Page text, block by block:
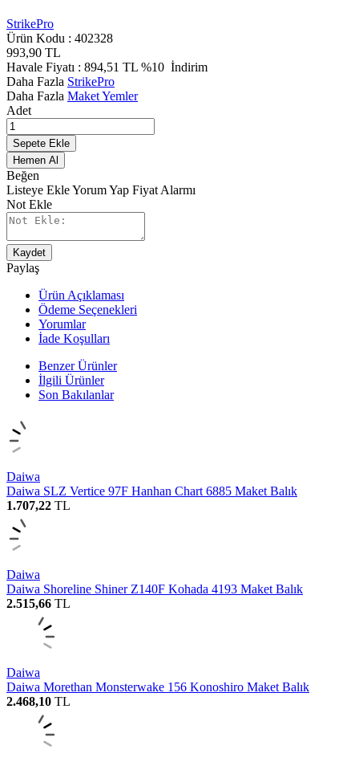
StrikePro
Ürün Kodu : 402328
993,90 TL
Havale Fiyatı : 894,51 TL %10 İndirim
Daha Fazla StrikePro
Daha Fazla Maket Yemler
Adet
Sepete Ekle
Hemen Al
Beğen
Listeye EkleYorum Yap Fiyat Alarmı
Not Ekle
Kaydet
Paylaş
Ürün Açıklaması
Ödeme Seçenekleri
Yorumlar
İade Koşulları
Benzer Ürünler
İlgili Ürünler
Son Bakılanlar
Daiwa
Daiwa SLZ Vertice 97F Hanhan Chart 6885 Maket Balık
1.707,22 TL
Daiwa
Daiwa Shoreline Shiner Z140F Kohada 4193 Maket Balık
2.515,66 TL
Daiwa
Daiwa Morethan Monsterwake 156 Konoshiro Maket Balık
2.468,10 TL